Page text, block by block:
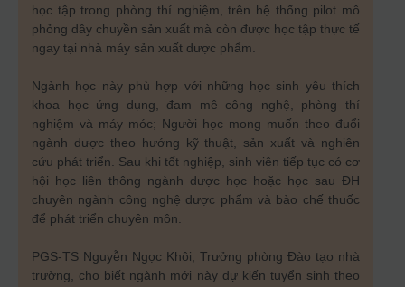
học tập trong phòng thí nghiệm, trên hệ thống pilot mô
phỏng dây chuyền sản xuất mà còn được học tập thực tế
ngay tại nhà máy sản xuất dược phẩm.
Ngành học này phù hợp với những học sinh yêu thích
khoa học ứng dụng, đam mê công nghệ, phòng thí
nghiệm và máy móc; Người học mong muốn theo đuổi
ngành dược theo hướng kỹ thuật, sản xuất và nghiên
cứu phát triển. Sau khi tốt nghiệp, sinh viên tiếp tục có cơ
hội học liên thông ngành dược học hoặc học sau ĐH
chuyên ngành công nghệ dược phẩm và bào chế thuốc
để phát triển chuyên môn.
PGS-TS Nguyễn Ngọc Khôi, Trưởng phòng Đào tạo nhà
trường, cho biết ngành mới này dự kiến tuyển sinh theo